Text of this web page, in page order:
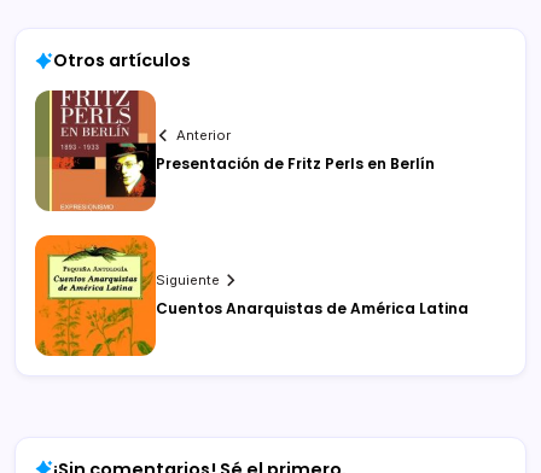
Otros artículos
Anterior
Presentación de Fritz Perls en Berlín
Siguiente
Cuentos Anarquistas de América Latina